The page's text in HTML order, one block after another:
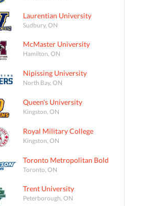
Laurentian University
Sudbury, ON
McMaster University
Hamilton, ON
Nipissing University
North Bay, ON
Queen's University
Kingston, ON
Royal Military College
Kingston, ON
Toronto Metropolitan Bold
Toronto, ON
Trent University
Peterborough, ON